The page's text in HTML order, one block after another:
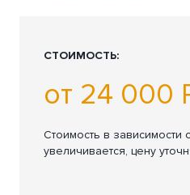
СТОИМОСТЬ:
от 24 000
Стоимость в зависимости
увеличивается, цену